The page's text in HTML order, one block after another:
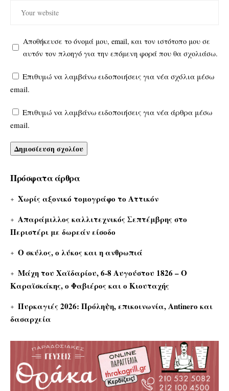
Αποθήκευσε το όνομά μου, email, και τον ιστότοπο μου σε
αυτόν τον πλοηγό για την επόμενη φορά που θα σχολιάσω.
Επιθυμώ να λαμβάνω ειδοποιήσεις για νέα σχόλια μέσω
email.
Επιθυμώ να λαμβάνω ειδοποιήσεις για νέα άρθρα μέσω
email.
Πρόσφατα άρθρα
Χωρίς αξονικό τομογράφο το Αττικόν
Απαράμιλλος καλλιτεχνικός Σεπτέμβρης στο
Περιστέρι με δωρεάν είσοδο
Ο σκύλος, ο λύκος και η ανθρωπιά
Μάχη του Χαϊδαρίου, 6-8 Αυγούστου 1826 – Ο
Καραϊσκάκης, ο Φαβιέρος και ο Κιουταχής
Πυρκαγιές 2026: Πρόληψη, επικοινωνία, Antinero και
δασαρχεία